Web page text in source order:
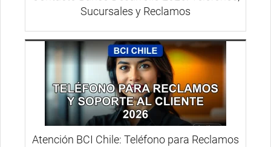
Sucursales y Reclamos
Atención BCI Chile: Teléfono para Reclamos